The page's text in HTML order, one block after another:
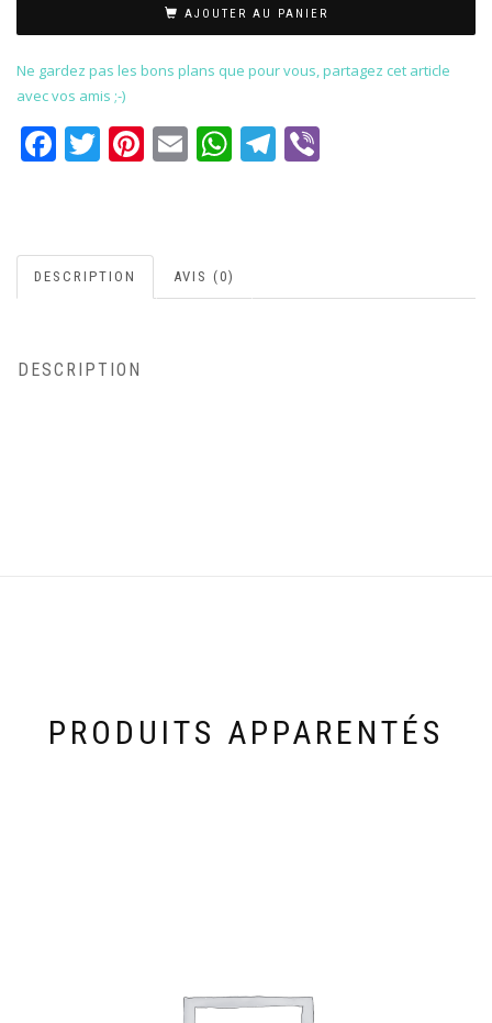
AJOUTER AU PANIER
Ne gardez pas les bons plans que pour vous, partagez cet article
avec vos amis ;-)
Facebook
Twitter
Pinterest
EmailWhatsApp
Telegram
DESCRIPTION AVIS (0)
DESCRIPTION
PRODUITS APPARENTÉS